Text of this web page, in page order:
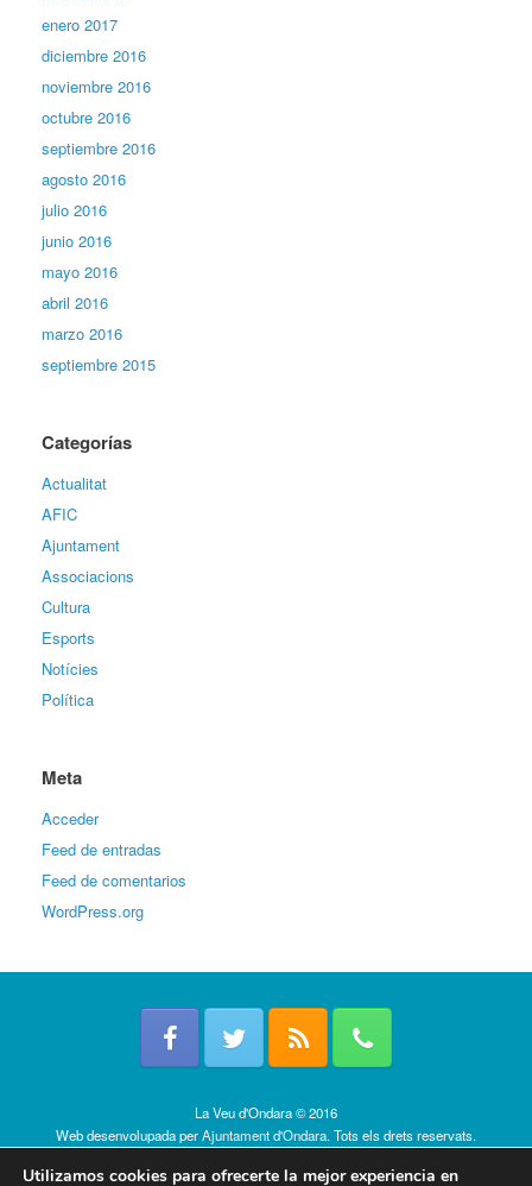
enero 2017
diciembre 2016
noviembre 2016
octubre 2016
septiembre 2016
agosto 2016
julio 2016
junio 2016
mayo 2016
abril 2016
marzo 2016
septiembre 2015
Categorías
Actualitat
AFIC
Ajuntament
Associacions
Cultura
Esports
Notícies
Política
Meta
Acceder
Feed de entradas
Feed de comentarios
WordPress.org
La Veu d'Ondara © 2016
Web desenvolupada perAjuntament d'Ondara. Tots els drets reservats.
Utilizamos cookies para ofrecerte la mejor experiencia en